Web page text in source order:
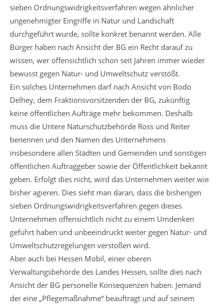
sieben Ordnungswidrigkeitsverfahren wegen ähnlicher
ungenehmigter Eingriffe in Natur und Landschaft
durchgeführt wurde, sollte konkret benannt werden. Alle
Bürger haben nach Ansicht der BG ein Recht darauf zu
wissen, wer offensichtlich schon seit Jahren immer wieder
bewusst gegen Natur- und Umweltschutz verstößt.
Ein solches Unternehmen darf nach Ansicht von Bodo
Delhey, dem Fraktionsvorsitzenden der BG, zukünftig
keine öffentlichen Aufträge mehr bekommen. Deshalb
muss die Untere Naturschutzbehörde Ross und Reiter
benennen und den Namen des Unternehmens
insbesondere allen Städten und Gemeinden und sonstigen
öffentlichen Auftraggeber sowie der Öffentlichkeit bekannt
geben. Erfolgt dies nicht, wird das Unternehmen weiter wie
bisher agieren. Dies sieht man daran, dass die bisherigen
sieben Ordnungswidrigkeitsverfahren gegen dieses
Unternehmen offensichtlich nicht zu einem Umdenken
geführt haben und unbeeindruckt weiter gegen Natur- und
Umweltschutzregelungen verstoßen wird.
Aber auch bei Hessen Mobil, einer oberen
Verwaltungsbehörde des Landes Hessen, sollte dies nach
Ansicht der BG personelle Konsequenzen haben. Jemand
der eine „Pflegemaßnahme“ beauftragt und auf seinem